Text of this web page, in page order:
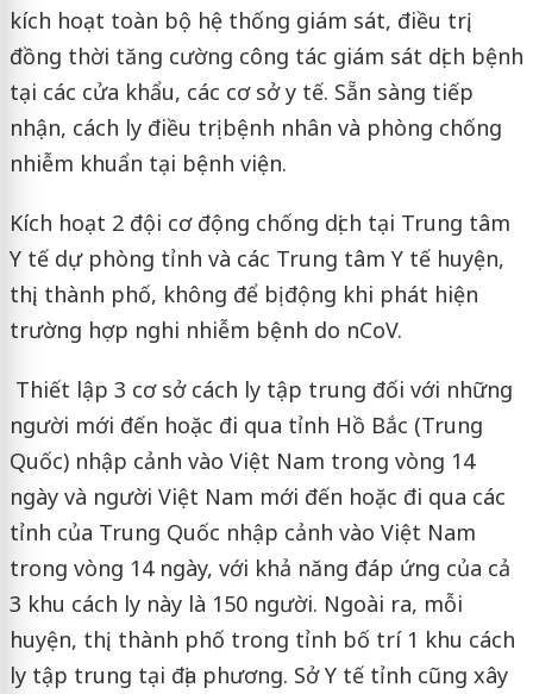
kích hoạt toàn bộ hệ thống giám sát, điều trị,
đồng thời tăng cường công tác giám sát dịch bệnh
tại các cửa khẩu, các cơ sở y tế. Sẵn sàng tiếp
nhận, cách ly điều trị bệnh nhân và phòng chống
nhiễm khuẩn tại bệnh viện.
Kích hoạt 2 đội cơ động chống dịch tại Trung tâm
Y tế dự phòng tỉnh và các Trung tâm Y tế huyện,
thị, thành phố, không để bị động khi phát hiện
trường hợp nghi nhiễm bệnh do nCoV.
Thiết lập 3 cơ sở cách ly tập trung đối với những
người mới đến hoặc đi qua tỉnh Hồ Bắc (Trung
Quốc) nhập cảnh vào Việt Nam trong vòng 14
ngày và người Việt Nam mới đến hoặc đi qua các
tỉnh của Trung Quốc nhập cảnh vào Việt Nam
trong vòng 14 ngày, với khả năng đáp ứng của cả
3 khu cách ly này là 150 người. Ngoài ra, mỗi
huyện, thị, thành phố trong tỉnh bố trí 1 khu cách
ly tập trung tại địa phương. Sở Y tế tỉnh cũng xây